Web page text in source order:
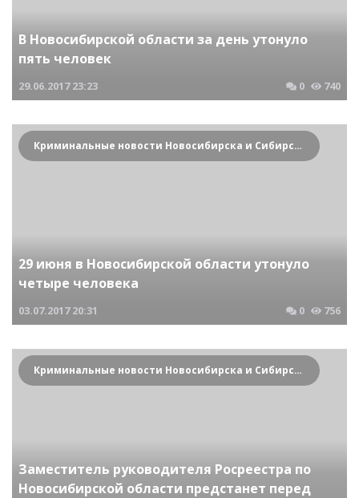
В Новосибирской области за день утонуло
пять человек
29.06.2017 23:23 0 740
Криминальные новости Новосибирска и Сибирского региона
29 июня в Новосибирской области утонуло
четыре человека
03.07.2017 20:31 0 756
Криминальные новости Новосибирска и Сибирского региона
Заместитель руководителя Росреестра по
Новосибирской области предстанет перед